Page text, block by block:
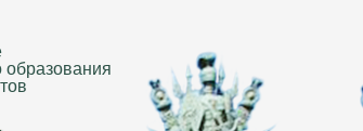
образования